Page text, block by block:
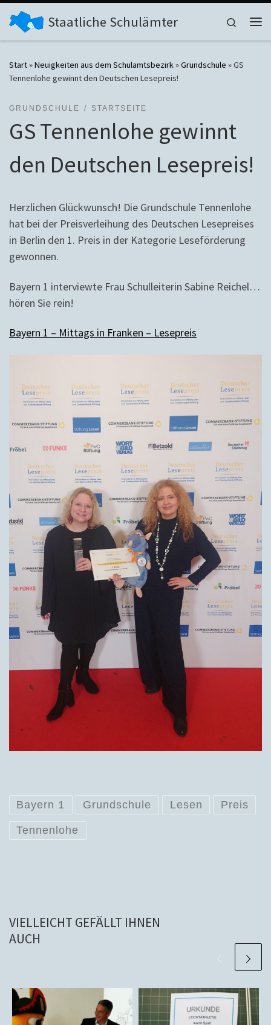
Zum Inhalt springen
Staatliche Schulämter
Search
Start»Neuigkeiten aus dem Schulamtsbezirk»Grundschule »GS
Tennenlohe gewinnt den Deutschen Lesepreis!
GRUNDSCHULE STARTSEITE
GS Tennenlohe gewinnt
den Deutschen Lesepreis!
Herzlichen Glückwunsch! Die Grundschule Tennenlohe
hat bei der Preisverleihung des Deutschen Lesepreises
in Berlin den 1. Preis in der Kategorie Leseförderung
gewonnen.
Bayern 1 interviewte Frau Schulleiterin Sabine Reichel…
hören Sie rein!
Bayern 1 – Mittags in Franken – Lesepreis
Bayern 1 Grundschule Lesen Preis
Tennenlohe
VIELLEICHT GEFÄLLT IHNEN
AUCH